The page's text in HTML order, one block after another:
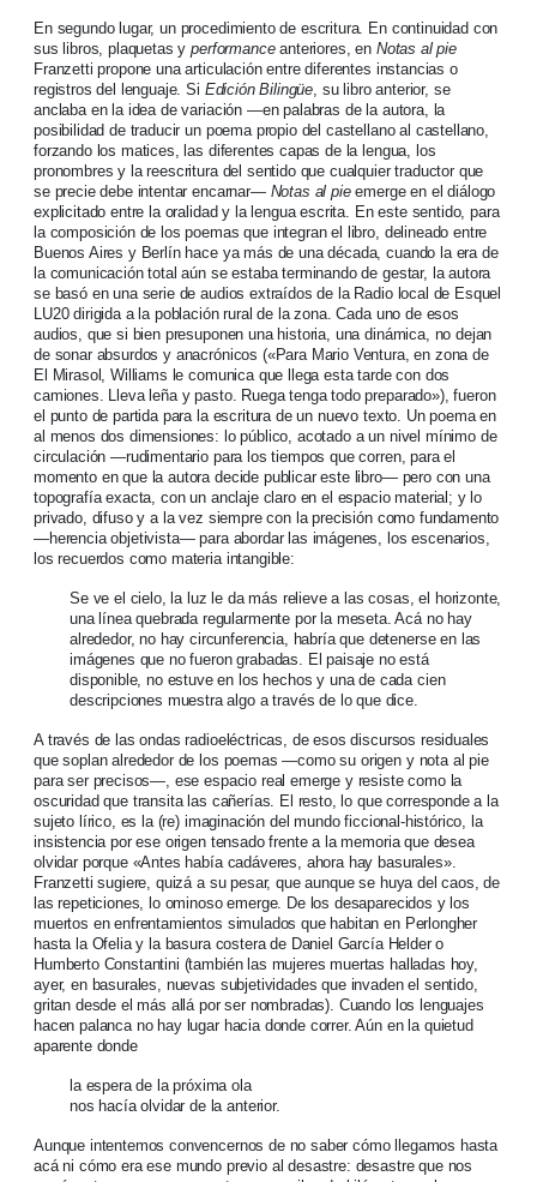
En segundo lugar, un procedimiento de escritura. En continuidad con
sus libros, plaquetas yperformanceanteriores, en Notas al pie
Franzetti propone una articulación entre diferentes instancias o
registros del lenguaje. Si Edición Bilingüe, su libro anterior, se
anclaba en la idea de variación —en palabras de la autora, la
posibilidad de traducir un poema propio del castellano al castellano,
forzando los matices, las diferentes capas de la lengua, los
pronombres y la reescritura del sentido que cualquier traductor que
se precie debe intentar encarnar— Notas al pieemerge en el diálogo
explicitado entre la oralidad y la lengua escrita. En este sentido, para
la composición de los poemas que integran el libro, delineado entre
Buenos Aires y Berlín hace ya más de una década, cuando la era de
la comunicación total aún se estaba terminando de gestar, la autora
se basó en una serie de audios extraídos de la Radio local de Esquel
LU20 dirigida a la población rural de la zona. Cada uno de esos
audios, que si bien presuponen una historia, una dinámica, no dejan
de sonar absurdos y anacrónicos («Para Mario Ventura, en zona de
El Mirasol, Williams le comunica que llega esta tarde con dos
camiones. Lleva leña y pasto. Ruega tenga todo preparado»), fueron
el punto de partida para la escritura de un nuevo texto. Un poema en
al menos dos dimensiones: lo público, acotado a un nivel mínimo de
circulación —rudimentario para los tiempos que corren, para el
momento en que la autora decide publicar este libro— pero con una
topografía exacta, con un anclaje claro en el espacio material; y lo
privado, difuso y a la vez siempre con la precisión como fundamento
—herencia objetivista— para abordar las imágenes, los escenarios,
los recuerdos como materia intangible:
Se ve el cielo, la luz le da más relieve a las cosas, el horizonte,
una línea quebrada regularmente por la meseta. Acá no hay
alrededor, no hay circunferencia, habría que detenerse en las
imágenes que no fueron grabadas. El paisaje no está
disponible, no estuve en los hechos y una de cada cien
descripciones muestra algo a través de lo que dice.
A través de las ondas radioeléctricas, de esos discursos residuales
que soplan alrededor de los poemas —como su origen y nota al pie
para ser precisos—, ese espacio real emerge y resiste como la
oscuridad que transita las cañerías. El resto, lo que corresponde a la
sujeto lírico, es la (re) imaginación del mundo ficcional-histórico, la
insistencia por ese origen tensado frente a la memoria que desea
olvidar porque «Antes había cadáveres, ahora hay basurales».
Franzetti sugiere, quizá a su pesar, que aunque se huya del caos, de
las repeticiones, lo ominoso emerge. De los desaparecidos y los
muertos en enfrentamientos simulados que habitan en Perlongher
hasta la Ofelia y la basura costera de Daniel García Helder o
Humberto Constantini (también las mujeres muertas halladas hoy,
ayer, en basurales, nuevas subjetividades que invaden el sentido,
gritan desde el más allá por ser nombradas). Cuando los lenguajes
hacen palanca no hay lugar hacia donde correr. Aún en la quietud
aparente donde
la espera de la próxima ola
nos hacía olvidar de la anterior.
Aunque intentemos convencernos de no saber cómo llegamos hasta
acá ni cómo era ese mundo previo al desastre: desastre que nos